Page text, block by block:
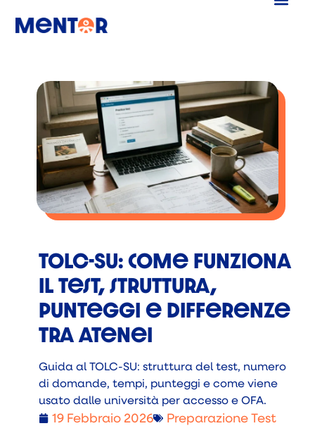
TOLC-SU: come funziona
il test, struttura,
punteggi e differenze
tra atenei
Guida al TOLC-SU: struttura del test, numero
di domande, tempi, punteggi e come viene
usato dalle università per accesso e OFA.
19 Febbraio 2026 Preparazione Test